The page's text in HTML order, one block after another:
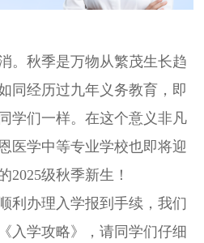
。秋季是万物从繁茂生长趋
同经历过九年义务教育，即
学们一样。在这个意义非凡
医学中等专业学校也即将迎
2025级秋季新生！
利办理入学报到手续，我们
入学攻略》，请同学们仔细